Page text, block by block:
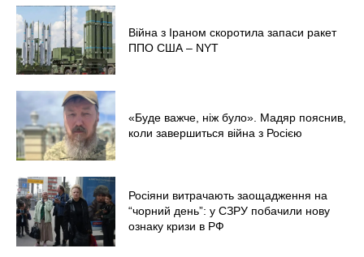
Війна з Іраном скоротила запаси ракет
ППО США – NYT
«Буде важче, ніж було». Мадяр пояснив,
коли завершиться війна з Росією
Росіяни витрачають заощадження на
“чорний день”: у СЗРУ побачили нову
ознаку кризи в РФ